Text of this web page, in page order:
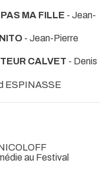
MA FILLE - Jean-
- Jean-Pierre
CALVET - Denis
ESPINASSE
au Festival